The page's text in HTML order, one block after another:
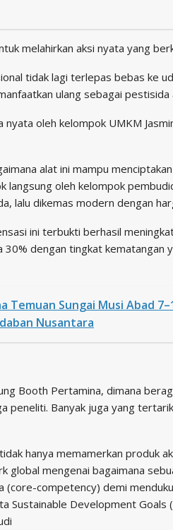
melahirkan aksi nyata yang
tidak lagi terlepas bebas ke
ulang sebagai pestisida
oleh kelompok UMKM
alat ini mampu
oleh kelompok
lalu dikemas modern dengan
ini terbukti berhasil
dengan tingkat kematangan
Temuan Sungai Musi Abad
Nusantara
Booth Pertamina, dimana
peneliti. Banyak juga yang
hanya memamerkan produk
global mengenai bagaimana
(core-competency) demi
Sustainable Development Goals